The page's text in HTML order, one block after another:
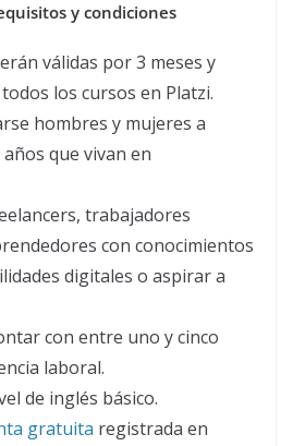
y condiciones
válidas por 3 meses y
los cursos en Platzi.
hombres y mujeres a
que vivan en
trabajadores
con conocimientos
digitales o aspirar a
con entre uno y cinco
laboral.
de inglés básico.
gratuita registrada en